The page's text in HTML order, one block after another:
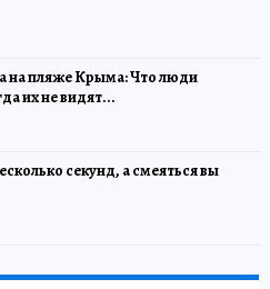
на пляже Крыма: Что люди
их не видят...
секунд, а смеяться вы